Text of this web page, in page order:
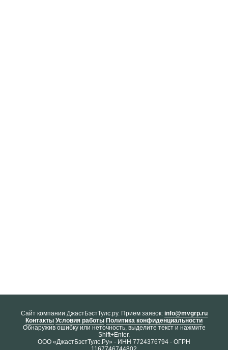
Cайт компании ДжастБэстТулс.ру. Прием заявок: info@mvgrp.ru
Контакты Условия работы Политика конфиденциальности
Обнаружив ошибку или неточность, выделите текст и нажмите
Shift+Enter.
ООО «ДжастБэстТулс.Ру» · ИНН 7724376794 · ОГРН